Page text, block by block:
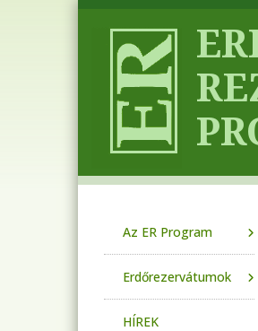
Az ER Program
Erdőrezervátumok
HÍREK